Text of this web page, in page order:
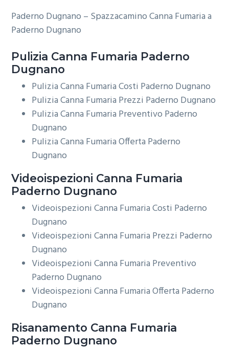
Paderno Dugnano – Spazzacamino Canna Fumaria a
Paderno Dugnano
Pulizia Canna Fumaria Paderno
Dugnano
Pulizia Canna Fumaria Costi Paderno Dugnano
Pulizia Canna Fumaria Prezzi Paderno Dugnano
Pulizia Canna Fumaria Preventivo Paderno
Dugnano
Pulizia Canna Fumaria Offerta Paderno
Dugnano
Videoispezioni Canna Fumaria
Paderno Dugnano
Videoispezioni Canna Fumaria Costi Paderno
Dugnano
Videoispezioni Canna Fumaria Prezzi Paderno
Dugnano
Videoispezioni Canna Fumaria Preventivo
Paderno Dugnano
Videoispezioni Canna Fumaria Offerta Paderno
Dugnano
Risanamento Canna Fumaria
Paderno Dugnano